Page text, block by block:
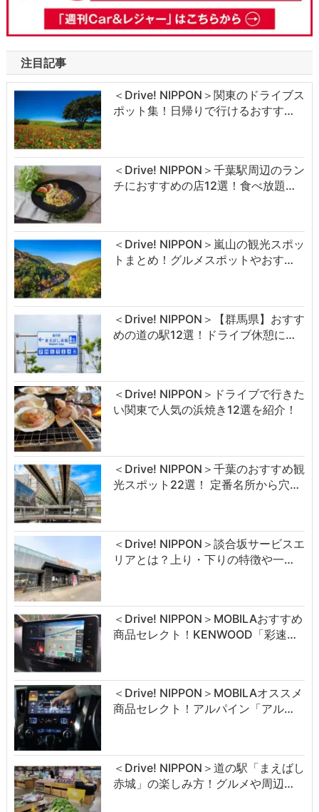
注目記事
＜Drive! NIPPON＞関東のドライブス
ポット集！日帰りで行けるおすす…
＜Drive! NIPPON＞千葉駅周辺のラン
チにおすすめの店12選！食べ放題…
＜Drive! NIPPON＞嵐山の観光スポッ
トまとめ！グルメスポットやおす…
＜Drive! NIPPON＞【群馬県】おすす
めの道の駅12選！ドライブ休憩に…
＜Drive! NIPPON＞ドライブで行きた
い関東で人気の浜焼き12選を紹介！
＜Drive! NIPPON＞千葉のおすすめ観
光スポット22選！ 定番名所から穴…
＜Drive! NIPPON＞談合坂サービスエ
リアとは？上り・下りの特徴や一…
＜Drive! NIPPON＞MOBILAおすすめ
商品セレクト！KENWOOD「彩速…
＜Drive! NIPPON＞MOBILAオススメ
商品セレクト！アルパイン「アル…
＜Drive! NIPPON＞道の駅「まえばし
赤城」の楽しみ方！グルメや周辺…